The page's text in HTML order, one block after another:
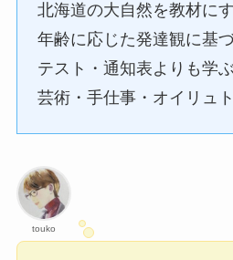
北海道の大自然を教材に
年齢に応じた発達観に基
テスト・通知表よりも学
芸術・手仕事・オイリュ
touko